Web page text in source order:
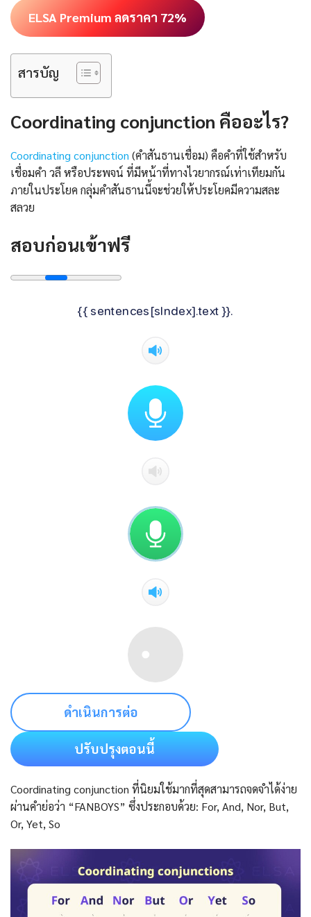
ELSA Premium ลดราคา 72%
สารบัญ
Coordinating conjunction คืออะไร?
Coordinating conjunction (คำสันธานเชื่อม) คือคำที่ใช้สำหรับ
เชื่อมคำ วลี หรือประพจน์ ที่มีหน้าที่ทางไวยากรณ์เท่าเทียมกัน
ภายในประโยค กลุ่มคำสันธานนี้จะช่วยให้ประโยคมีความสละ
สลวย
สอบก่อนเข้าฟรี
{{ sentences[sIndex].text }}.
ดำเนินการต่อ
ปรับปรุงตอนนี้
Coordinating conjunction ที่นิยมใช้มากที่สุดสามารถจดจำได้ง่าย
ผ่านคำย่อว่า “FANBOYS” ซึ่งประกอบด้วย: For, And, Nor, But,
Or, Yet, So